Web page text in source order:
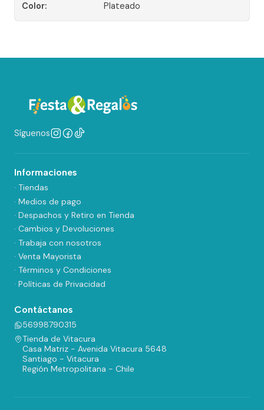
Color: Plateado
Síguenos
Informaciones
· Tiendas
· Medios de pago
· Despachos y Retiro en Tienda
· Cambios y Devoluciones
· Trabaja con nosotros
· Venta Mayorista
· Términos y Condiciones
· Políticas de Privacidad
Contáctanos
56998790315
Tienda de Vitacura
Casa Matriz - Avenida Vitacura 5648
Santiago - Vitacura
Región Metropolitana - Chile